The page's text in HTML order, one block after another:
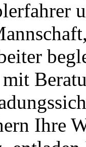
Ihre